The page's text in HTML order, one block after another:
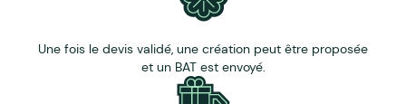
Une fois le devis validé, une création peut être proposée
et un BAT est envoyé.